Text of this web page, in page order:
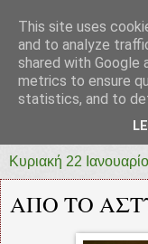
prototypia
"ΠΡΩΤΟΤΥΠΙΑ" *
Κυριακή 22
ΑΠΟ ΤΟ
This site uses
and to analyze
shared with Google
metrics to ensure
statistics, and to